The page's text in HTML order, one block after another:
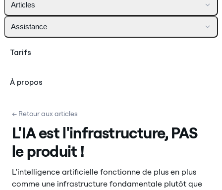
Articles
Assistance
Tarifs
À propos
← Retour aux articles
L'IA est l'infrastructure, PAS
le produit !
L'intelligence artificielle fonctionne de plus en plus
comme une infrastructure fondamentale plutôt que